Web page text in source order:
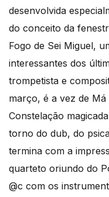
desenvolvida
do conceito da
Fogo de Sei Miguel,
interessantes dos
trompetista e
março, é a vez de
Constelação
torno do dub, do
termina com a
quarteto oriundo do
@c com os